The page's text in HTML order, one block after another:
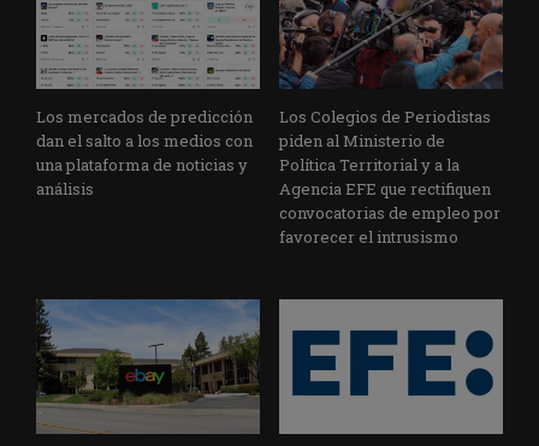
Los mercados de predicción
dan el salto a los medios con
una plataforma de noticias y
análisis
Los Colegios de Periodistas
piden al Ministerio de
Política Territorial y a la
Agencia EFE que rectifiquen
convocatorias de empleo por
favorecer el intrusismo